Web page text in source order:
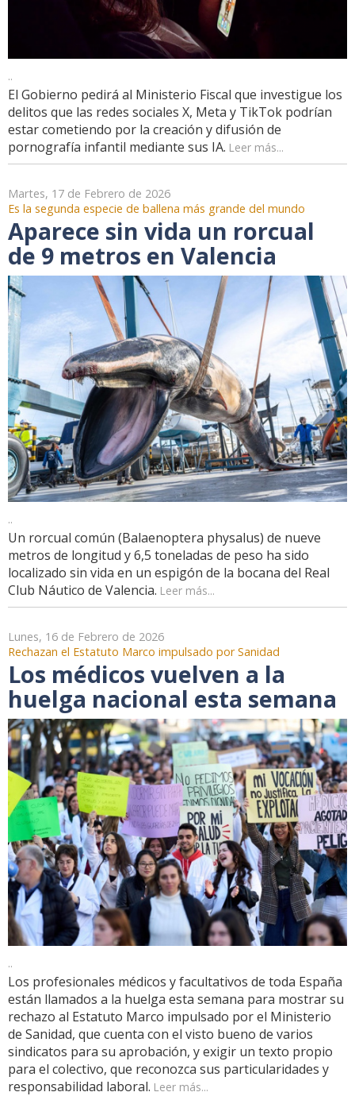
..
El Gobierno pedirá al Ministerio Fiscal que investigue los
delitos que las redes sociales X, Meta y TikTok podrían
estar cometiendo por la creación y difusión de
pornografía infantil mediante sus IA. Leer más...
Martes, 17 de Febrero de 2026
Es la segunda especie de ballena más grande del mundo
Aparece sin vida un rorcual
de 9 metros en Valencia
..
Un rorcual común (Balaenoptera physalus) de nueve
metros de longitud y 6,5 toneladas de peso ha sido
localizado sin vida en un espigón de la bocana del Real
Club Náutico de Valencia. Leer más...
Lunes, 16 de Febrero de 2026
Rechazan el Estatuto Marco impulsado por Sanidad
Los médicos vuelven a la
huelga nacional esta semana
..
Los profesionales médicos y facultativos de toda España
están llamados a la huelga esta semana para mostrar su
rechazo al Estatuto Marco impulsado por el Ministerio
de Sanidad, que cuenta con el visto bueno de varios
sindicatos para su aprobación, y exigir un texto propio
para el colectivo, que reconozca sus particularidades y
responsabilidad laboral. Leer más...